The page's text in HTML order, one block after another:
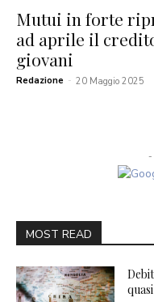
Mutui in forte
ad aprile il
giovani
Redazione - 20 Maggio 2025
-
MOST READ